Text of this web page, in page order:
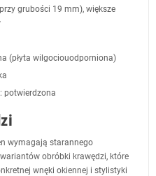
grubości 19 mm), większe
(płyta wilgociouodporniona)
potwierdzona
wymagają starannego
obróbki krawędzi, które
wnęki okiennej i stylistyki